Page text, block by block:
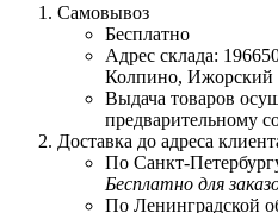
Самовывоз
Бесплатно
Адрес склада:
Колпино, Ижорский
Выдача товаров
предварительному
Доставка до адреса
По Санкт-
Бесплатно для
По Ленинградской